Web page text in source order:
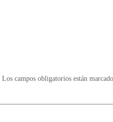
Virtual
Los campos obligatorios están